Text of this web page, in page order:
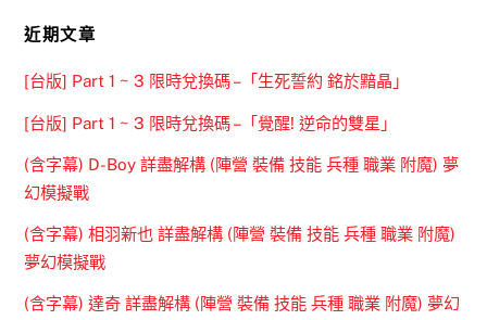
近期文章
[台版] Part 1 ~ 3 限時兌換碼 –「生死誓約 銘於黯晶」
[台版] Part 1 ~ 3 限時兌換碼 –「覺醒! 逆命的雙星」
(含字幕) D-Boy 詳盡解構 (陣營 裝備 技能 兵種 職業 附魔) 夢
幻模擬戰
(含字幕) 相羽新也 詳盡解構 (陣營 裝備 技能 兵種 職業 附魔)
夢幻模擬戰
(含字幕) 達奇 詳盡解構 (陣營 裝備 技能 兵種 職業 附魔) 夢幻